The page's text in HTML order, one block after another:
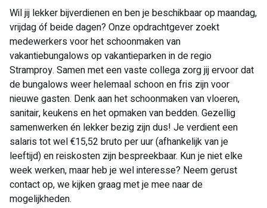
Wil jij lekker bijverdienen en ben je beschikbaar op maandag,
vrijdag óf beide dagen? Onze opdrachtgever zoekt
medewerkers voor het schoonmaken van
vakantiebungalows op vakantieparken in de regio
Stramproy. Samen met een vaste collega zorg jij ervoor dat
de bungalows weer helemaal schoon en fris zijn voor
nieuwe gasten. Denk aan het schoonmaken van vloeren,
sanitair, keukens en het opmaken van bedden. Gezellig
samenwerken én lekker bezig zijn dus! Je verdient een
salaris tot wel €15,52 bruto per uur (afhankelijk van je
leeftijd) en reiskosten zijn bespreekbaar. Kun je niet elke
week werken, maar heb je wel interesse? Neem gerust
contact op, we kijken graag met je mee naar de
mogelijkheden.